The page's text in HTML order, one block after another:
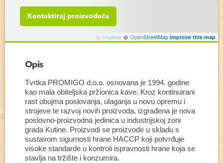
� Mapbox �OpenStreetMap Improve this map
Kontaktiraj proizvođača
Opis
Tvrtka PROMIGO d.o.o. osnovana je 1994. godine
kao mala obiteljska pržionica kave. Kroz kontinuirani
rast obujma poslovanja, ulaganja u novu opremu i
strojeve te razvoj novih proizvoda, izgrađena je nova
poslovno-proizvodna jedinica u industrijskoj zoni
grada Kutine. Proizvodi se proizvode u skladu s
sustavom sigurnosti hrane HACCP koji potvrđuje
visoke standarde u kontroli ispravnosti hrane koja se
stavlja na tržište i konzumira.